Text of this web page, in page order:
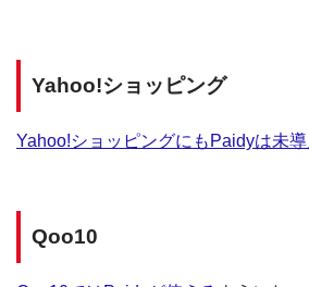
Yahoo!ショッピング
Yahoo!ショッピングにもPaidyは未導
Qoo10